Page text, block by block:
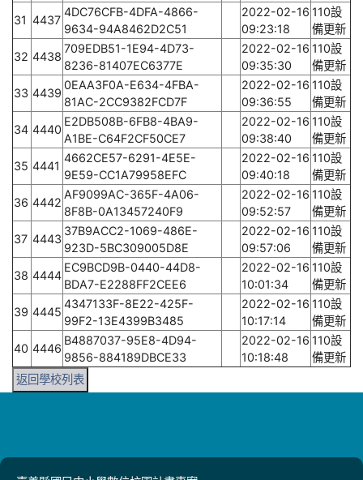
31 4437
4DC76CFB-4DFA-4866-
9634-94A8462D2C51
2022-02-16
09:23:18
110設
備更新
32 4438
709EDB51-1E94-4D73-
8236-81407EC6377E
2022-02-16
09:35:30
110設
備更新
33 4439
0EAA3F0A-E634-4FBA-
81AC-2CC9382FCD7F
2022-02-16
09:36:55
110設
備更新
34 4440
E2DB508B-6FB8-4BA9-
A1BE-C64F2CF50CE7
2022-02-16
09:38:40
110設
備更新
35 4441
4662CE57-6291-4E5E-
9E59-CC1A79958EFC
2022-02-16
09:40:18
110設
備更新
36 4442
AF9099AC-365F-4A06-
8F8B-0A13457240F9
2022-02-16
09:52:57
110設
備更新
37 4443
37B9ACC2-1069-486E-
923D-5BC309005D8E
2022-02-16
09:57:06
110設
備更新
38 4444
EC9BCD9B-0440-44D8-
BDA7-E2288FF2CEE6
2022-02-16
10:01:34
110設
備更新
39 4445
4347133F-8E22-425F-
99F2-13E4399B3485
2022-02-16
10:17:14
110設
備更新
40 4446
B4887037-95E8-4D94-
9856-884189DBCE33
2022-02-16
10:18:48
110設
備更新
返回學校列表